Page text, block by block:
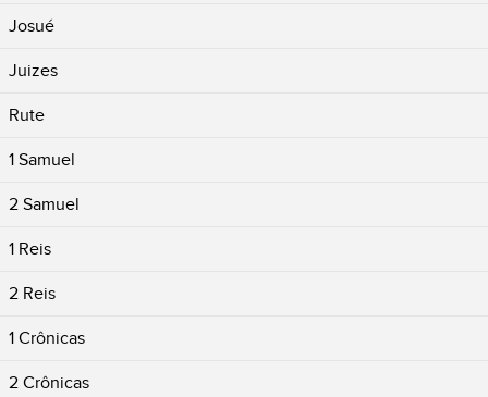
Josué
Juizes
Rute
1 Samuel
2 Samuel
1 Reis
2 Reis
1 Crônicas
2 Crônicas